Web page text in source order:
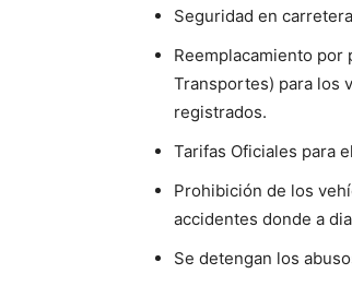
Seguridad en
Reemplacamiento por
Transportes) para los
registrados.
Tarifas Oficiales para
Prohibición de los
accidentes donde a
Se detengan los